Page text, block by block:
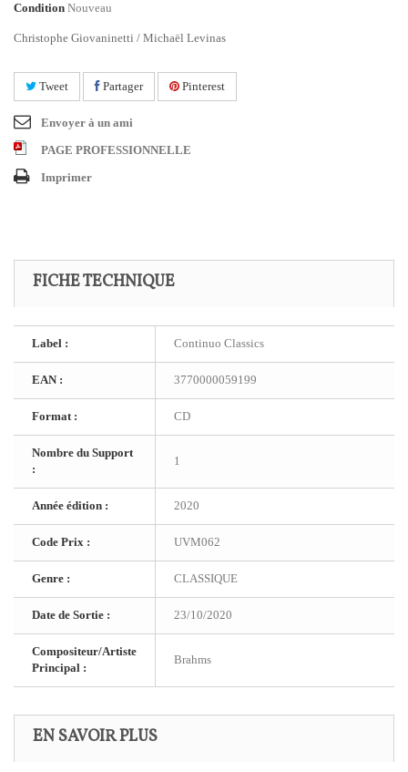
Condition Nouveau
Christophe Giovaninetti / Michaël Levinas
Tweet Partager Pinterest
Envoyer à un ami
PAGE PROFESSIONNELLE
Imprimer
FICHE TECHNIQUE
Label : Continuo Classics
EAN : 3770000059199
Format : CD
Nombre du Support
:
1
Année édition : 2020
Code Prix : UVM062
Genre : CLASSIQUE
Date de Sortie : 23/10/2020
Compositeur/Artiste
Principal :
Brahms
EN SAVOIR PLUS